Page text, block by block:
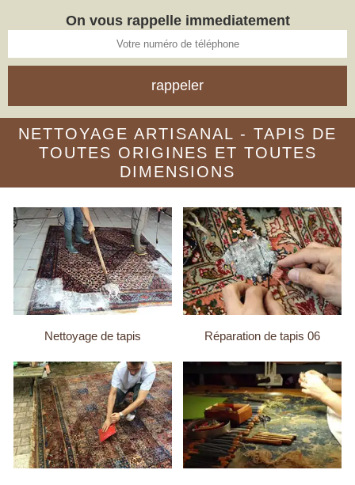
On vous rappelle immediatement
NETTOYAGE ARTISANAL - TAPIS DE
TOUTES ORIGINES ET TOUTES
DIMENSIONS
Nettoyage de tapis Réparation de tapis 06